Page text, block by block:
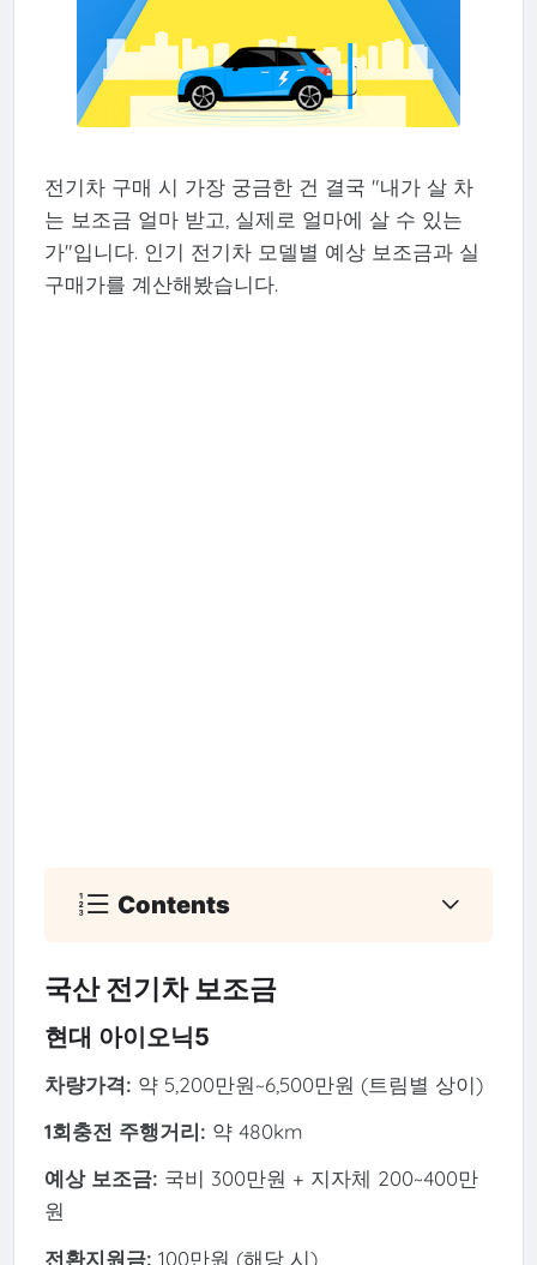
전기차 구매 시 가장 궁금한 건 결국 "내가 살 차
는 보조금 얼마 받고, 실제로 얼마에 살 수 있는
가"입니다. 인기 전기차 모델별 예상 보조금과 실
구매가를 계산해봤습니다.
Contents
국산 전기차 보조금
현대 아이오닉5
차량가격: 약 5,200만원~6,500만원 (트림별 상이)
1회충전 주행거리: 약 480km
예상 보조금: 국비 300만원 + 지자체 200~400만
원
전환지원금: 100만원 (해당 시)